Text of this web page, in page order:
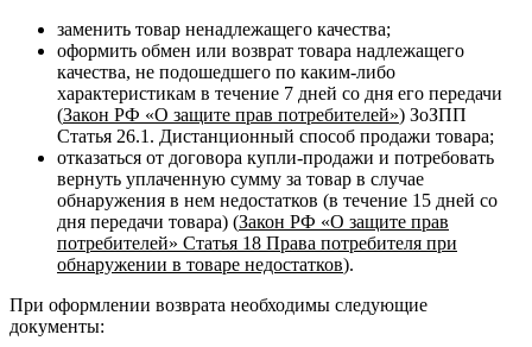
заменить товар ненадлежащего качества;
оформить обмен или возврат товара надлежащего
качества, не подошедшего по каким-либо
характеристикам в течение 7 дней со дня его передачи
(Закон РФ «О защите прав потребителей») ЗоЗПП
Статья 26.1. Дистанционный способ продажи товара;
отказаться от договора купли-продажи и потребовать
вернуть уплаченную сумму за товар в случае
обнаружения в нем недостатков (в течение 15 дней со
дня передачи товара) (Закон РФ «О защите прав
потребителей» Статья 18 Права потребителя при
обнаружении в товаре недостатков).
При оформлении возврата необходимы следующие
документы: